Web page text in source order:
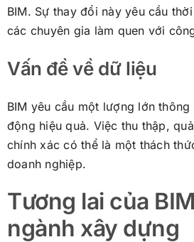
BIM. Sự thay đổi này yêu cầu
các chuyên gia làm quen với
Vấn đề về dữ liệu
BIM yêu cầu một lượng lớn
động hiệu quả. Việc thu thập,
chính xác có thể là một thách
doanh nghiệp.
Tương lai của
ngành xây dựng